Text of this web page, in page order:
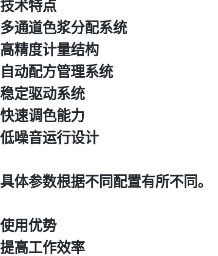
技术特点
多通道色浆分配系统
高精度计量结构
自动配方管理系统
稳定驱动系统
快速调色能力
低噪音运行设计
具体参数根据不同配置有所不同。
使用优势
提高工作效率